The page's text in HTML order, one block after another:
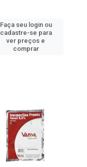
Faça seu login ou
cadastre-se para
ver preços e
comprar